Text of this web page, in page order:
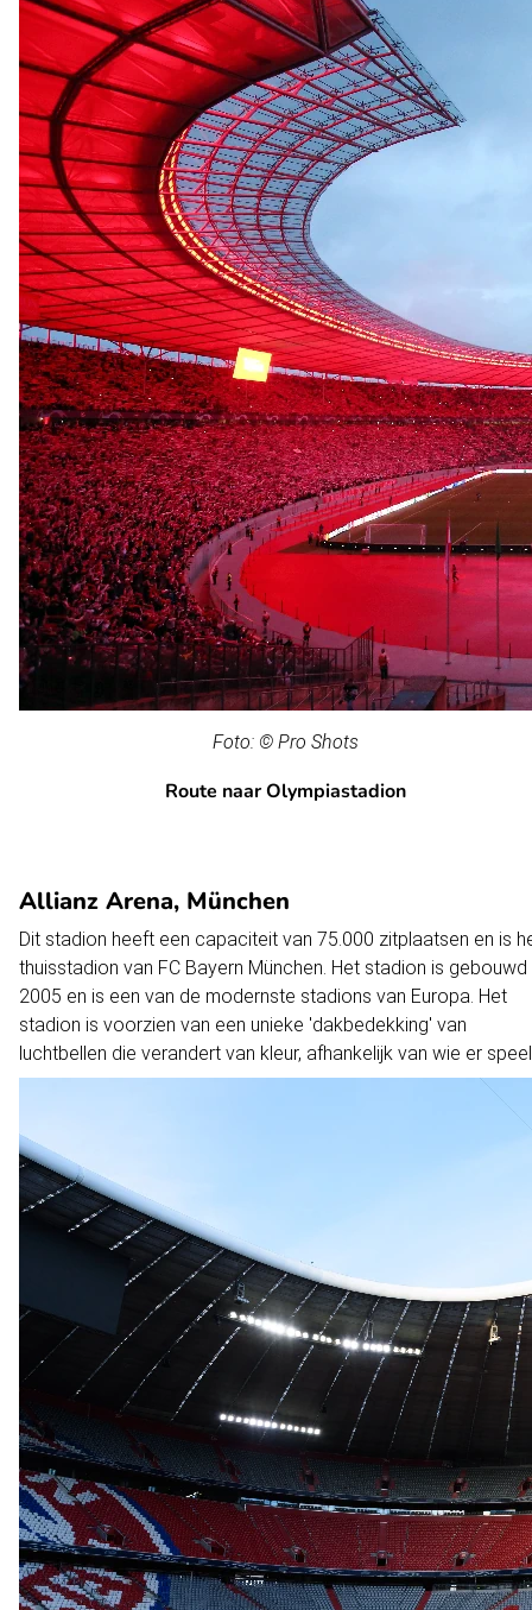
ESPRIT arena, Düsseldorf
Commerzbank-Arena, Frankfurt
Volksparkstadion, Hamburg
Foto: © Pro Shots
Route naar Olympiastadion
Allianz Arena, München
Dit stadion heeft een capaciteit van 75.000 zitplaatsen en is
thuisstadion van FC Bayern München. Het stadion is gebouwd
2005 en is een van de modernste stadions van Europa. Het
stadion is voorzien van een unieke 'dakbedekking' van
luchtbellen die verandert van kleur, afhankelijk van wie er